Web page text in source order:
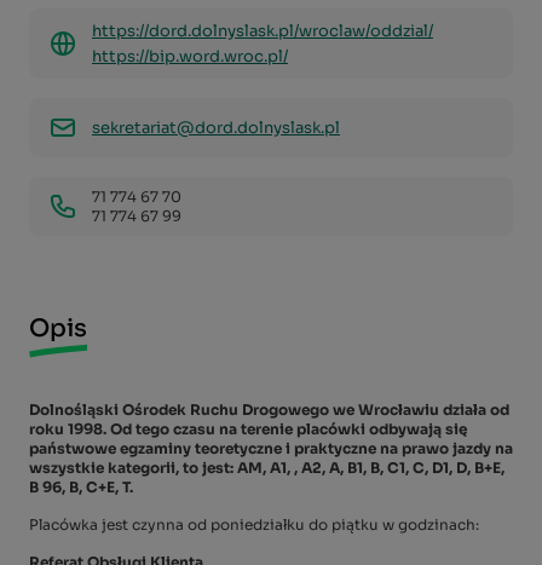
https://dord.dolnyslask.pl/wroclaw/oddzial/
https://bip.word.wroc.pl/
sekretariat@dord.dolnyslask.pl
71 774 67 70
71 774 67 99
Opis
Dolnośląski Ośrodek Ruchu Drogowego we Wrocławiu działa od
roku 1998. Od tego czasu na terenie placówki odbywają się
państwowe egzaminy teoretyczne i praktyczne na prawo jazdy na
wszystkie kategorii, to jest: AM, A1, , A2, A, B1, B, C1, C, D1, D, B+E,
B 96, B, C+E, T.
Placówka jest czynna od poniedziałku do piątku w godzinach: